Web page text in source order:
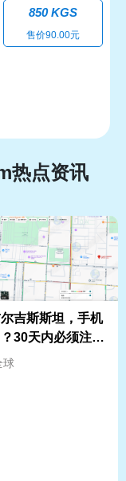
850 KGS
售价90.00元
热点资讯
吉斯斯坦，手机
30天内必须注册
含攻略）
球